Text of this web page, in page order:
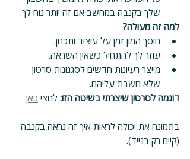
שלך בקנבה במחשב אם זה יותר נוח לך.
למה זה מעולה?
חוסך המון זמן על עיצוב ותכנון.
עוזר לך להתחיל כשאין השראה.
מייצר רעיונות חדשים לסגנונות סרטון
שלא חשבת עליהם.
דוגמה לסרטון שיצרתי בשיטה הזו: לחצי כאן
בתמונה את יכולה לראות איך זה נראה בקנבה
(קיים רק בנייד).